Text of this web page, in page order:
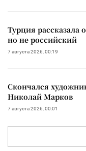
Турция рассказала
но не российский
7 августа 2026, 00:19
Скончался
Николай Марков
7 августа 2026, 00:01